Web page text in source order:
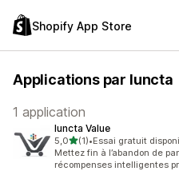
Shopify App Store
Applications par Iuncta
1 application
Iuncta Value
5,0étoile(s) sur 5
(1)
1 avis au total
•Essai gratuit
Mettez fin à l’abandon de
récompenses intelligentes